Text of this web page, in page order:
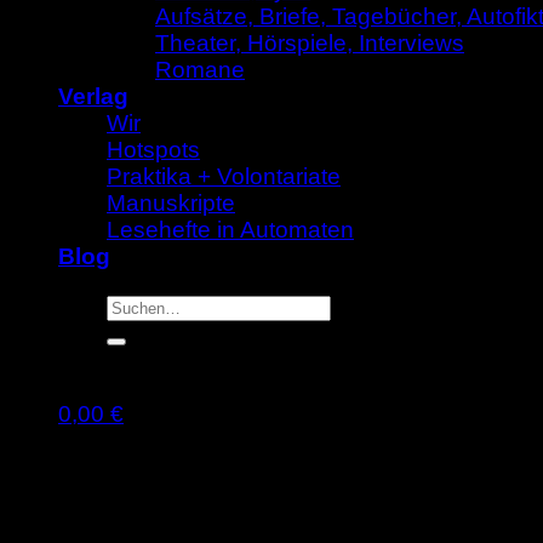
Aufsätze, Briefe, Tagebücher,
Theater, Hörspiele, Interviews
Romane
Verlag
Wir
Hotspots
Praktika + Volontariate
Manuskripte
Lesehefte in Automaten
Blog
Suche
0,00 €